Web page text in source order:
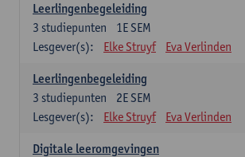
Leerlingenbegeleiding
1E SEM
3 studiepunten
Lesgever(s):
Elke Struyf Eva Verlinden
Leerlingenbegeleiding
2E SEM
3 studiepunten
Lesgever(s):
Elke Struyf Eva Verlinden
Digitale leeromgevingen